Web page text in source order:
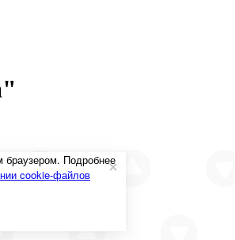
Подробнее
cookie-файлов